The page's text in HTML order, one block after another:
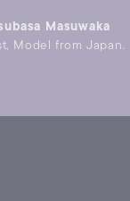
Masuwaka
Model from Japan.